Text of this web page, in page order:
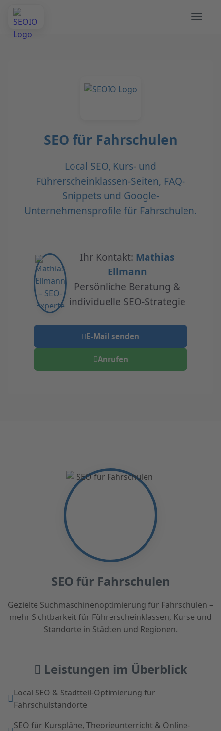
SEO für Fahrschulen
Local SEO, Kurs- und
Führerscheinklassen-Seiten, FAQ-
Snippets und Google-
Unternehmensprofile für Fahrschulen.
Ihr Kontakt: Mathias
Ellmann
Persönliche Beratung &
individuelle SEO-Strategie
E-Mail senden
Anrufen
SEO für Fahrschulen
Gezielte Suchmaschinenoptimierung für Fahrschulen –
mehr Sichtbarkeit für Führerscheinklassen, Kurse und
Standorte in Städten und Regionen.
Leistungen im Überblick
Local SEO & Stadtteil-Optimierung für
Fahrschulstandorte
SEO für Kurspläne, Theorieunterricht & Online-